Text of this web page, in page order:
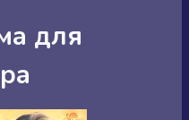
для